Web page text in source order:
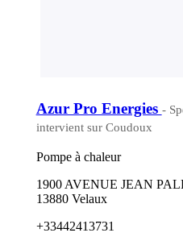
Azur Pro Energies -
intervient sur Coudoux
Pompe à chaleur
1900 AVENUE JEAN
13880 Velaux
+33442413731